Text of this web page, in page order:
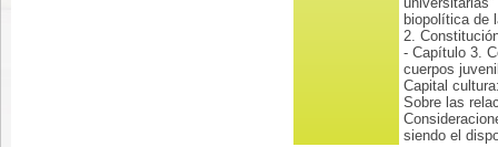
biopolítica de
2.
- Capítulo 3.
cuerpos
Capital
Sobre las
siendo el